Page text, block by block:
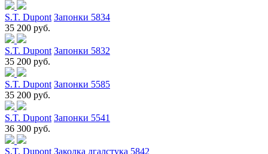
S.T. Dupont Запонки 5834
35 200 руб.
S.T. Dupont Запонки 5832
35 200 руб.
S.T. Dupont Запонки 5585
35 200 руб.
S.T. Dupont Запонки 5541
36 300 руб.
S.T. Dupont Заколка дгалстука 5842